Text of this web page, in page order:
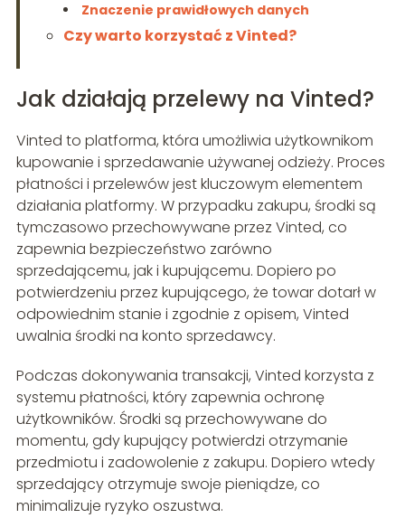
Znaczenie prawidłowych danych
Czy warto korzystać z Vinted?
Jak działają przelewy na Vinted?
Vinted to platforma, która umożliwia użytkownikom
kupowanie i sprzedawanie używanej odzieży. Proces
płatności i przelewów jest kluczowym elementem
działania platformy. W przypadku zakupu, środki są
tymczasowo przechowywane przez Vinted, co
zapewnia bezpieczeństwo zarówno
sprzedającemu, jak i kupującemu. Dopiero po
potwierdzeniu przez kupującego, że towar dotarł w
odpowiednim stanie i zgodnie z opisem, Vinted
uwalnia środki na konto sprzedawcy.
Podczas dokonywania transakcji, Vinted korzysta z
systemu płatności, który zapewnia ochronę
użytkowników. Środki są przechowywane do
momentu, gdy kupujący potwierdzi otrzymanie
przedmiotu i zadowolenie z zakupu. Dopiero wtedy
sprzedający otrzymuje swoje pieniądze, co
minimalizuje ryzyko oszustwa.